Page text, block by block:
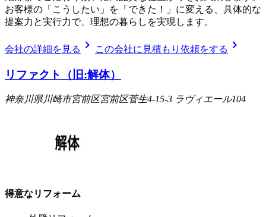
お客様の「こうしたい」を「できた！」に変える、具体的な
提案力と実行力で、理想の暮らしを実現します。
会社の詳細を見る chevron_right この会社に見積もり依頼をする chevron_right
リファクト（旧:解体）
神奈川県川崎市宮前区宮前区菅生4-15-3 ラヴィエール104
得意なリフォーム